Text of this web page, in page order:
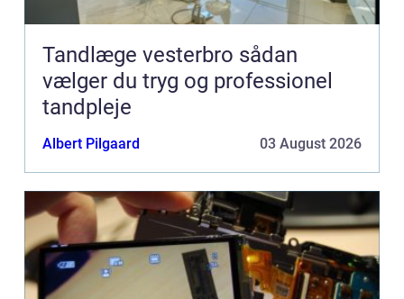
Tandlæge vesterbro sådan
vælger du tryg og professionel
tandpleje
Albert Pilgaard 03 August 2026